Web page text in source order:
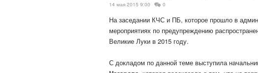
14 мая 2015 9:00 0
На заседании КЧС и ПБ, которое прошло в
мероприятиях по предупреждению
Великие Луки в 2015 году.
С докладом по данной теме выступила